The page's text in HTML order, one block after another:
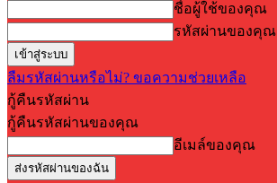
ชื่อผู้ใช้ของคุณ
รหัสผ่านของคุณ
ลืมรหัสผ่านหรือไม่? ขอความช่วยเหลือ
กู้คืนรหัสผ่าน
กู้คืนรหัสผ่านของคุณ
อีเมล์ของคุณ